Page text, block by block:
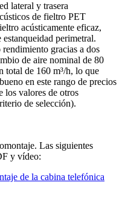
lateral y trasera
de fieltro PET
acústicamente eficaz,
perimetral.
gracias a dos
de aire nominal de 80
total de 160 m³/h, lo que
en este rango de precios
los valores de otros
de selección).
Las siguientes
y vídeo:
de la cabina telefónica